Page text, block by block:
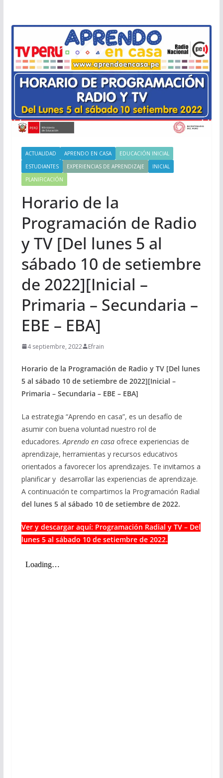
ACTUALIDAD APRENDO EN CASA
EDUCACIÓN INICIAL
ESTUDIANTES
EXPERIENCIAS DE APRENDIZAJE
INICIAL
PLANIFICACIÓN
Horario de la
Programación de Radio
y TV [Del lunes 5 al
sábado 10 de setiembre
de 2022][Inicial –
Primaria – Secundaria –
EBE – EBA]
4 septiembre, 2022 Efrain
Horario de la Programación de Radio y TV [Del lunes
5 al sábado 10 de setiembre de 2022][Inicial –
Primaria – Secundaria – EBE – EBA]
La estrategia “Aprendo en casa”, es un desafío de
asumir con buena voluntad nuestro rol de
educadores.Aprendo en casaofrece experiencias de
aprendizaje, herramientas y recursos educativos
orientados a favorecer los aprendizajes. Te invitamos a
planificar y desarrollar las experiencias de aprendizaje.
A continuación te compartimos la Programación Radial
del lunes 5 al sábado 10 de setiembre de 2022.
Ver y descargar aquí: Programación Radial y TV – Del
lunes 5 al sábado 10 de setiembre de 2022.